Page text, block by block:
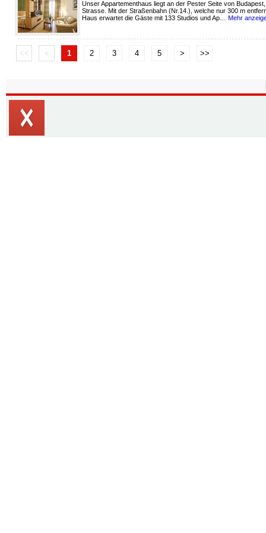
Unser Appartementhaus liegt an der Pester Seite von
Strasse. Mit der Straßenbahn (Nr.14.), welche nur 300 m
Haus erwartet die Gäste mit 133 Studios und Ap… Mehr
<< < 1 2 3 4 5 > >>